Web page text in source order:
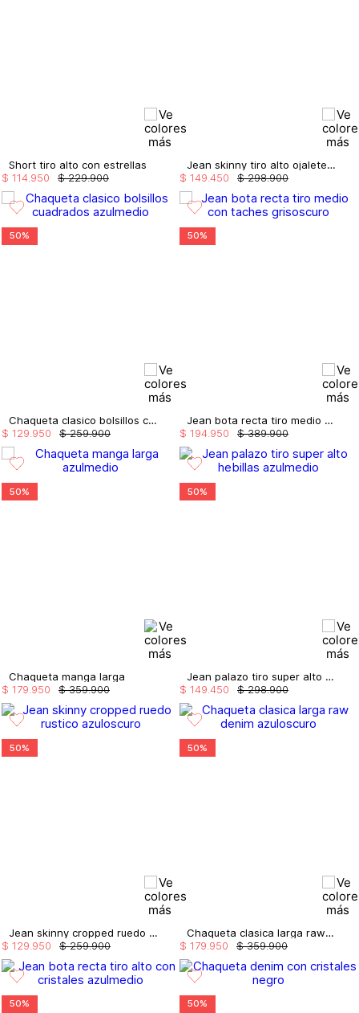
Short tiro alto con estrellas
$ 229.900
$ 114 950
Jean skinny tiro alto ojaletes y cordon.
$ 298.900
$ 149 450
50%
Chaqueta clasico bolsillos cuadrados
$ 259.900
$ 129.950
50%
Jean bota recta tiro medio con taches
$ 389.900
$ 194.950
50%
Chaqueta manga larga
$ 359.900
$ 179 950
50%
Jean palazo tiro super alto hebillas
$ 298.900
$ 149 450
50%
Jean skinny cropped ruedo rustico
$ 259.900
$ 129 950
50%
Chaqueta clasica larga raw denim
$ 359.900
$ 179 950
50% 50%